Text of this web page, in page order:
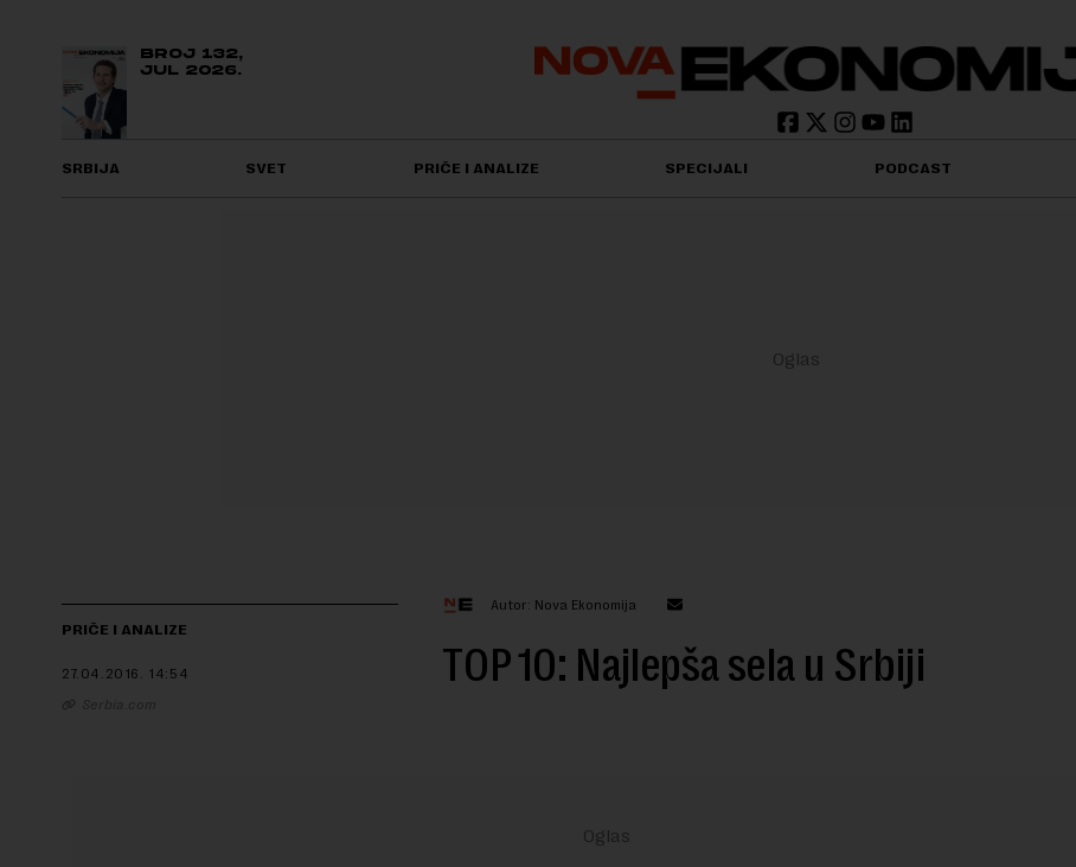
BROJ 132,
JUL 2026.
SRBIJA SVET PRIČE I ANALIZE SPECIJALI PODCAST
PRIČE I ANALIZE
27.04.2016. 14:54
Serbia.com
Autor: Nova Ekonomija
TOP 10: Najlepša sela u Srbiji